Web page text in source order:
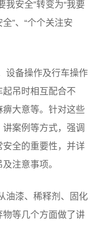
我安全”转变为“我要
”、“个个关注安
备操作及行车操作
吊时相互配合不
大意等。针对这些
案例等方式，强调
全的重要性，并详
注意事项。
漆、稀释剂、固化
等几个方面做了讲